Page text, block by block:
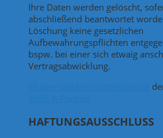
Ihre Daten werden gelöscht,
abschließend beantwortet
Löschung keine gesetzlichen
Aufbewahrungspflichten
bspw. bei einer sich etwaig
Vertragsabwicklung.
HAFTUNGSAUSSCHLUSS